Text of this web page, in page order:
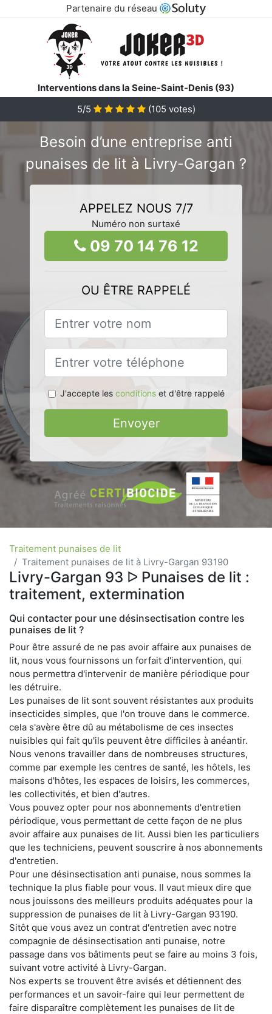
Partenaire du réseau
Interventions dans la Seine-Saint-Denis (93)
5/5
(105 votes)
Besoin d’une entreprise anti
punaises de lit à Livry-Gargan ?
APPELEZ NOUS 7/7
Numéro non surtaxé
09 70 14 76 12
OU ÊTRE RAPPELÉ
J'accepte les conditionset d'être rappelé
Envoyer
Traitement punaises de lit
Traitement punaises de lit à Livry-Gargan 93190
Livry-Gargan 93 ᐅ Punaises de lit :
traitement, extermination
Qui contacter pour une désinsectisation contre les
punaises de lit ?
Pour être assuré de ne pas avoir affaire aux punaises de
lit, nous vous fournissons un forfait d'intervention, qui
nous permettra d'intervenir de manière périodique pour
les détruire.
Les punaises de lit sont souvent résistantes aux produits
insecticides simples, que l'on trouve dans le commerce.
cela s'avère être dû au métabolisme de ces insectes
nuisibles qui fait qu'ils peuvent être difficiles à anéantir.
Nous venons travailler dans de nombreuses structures,
comme par exemple les centres de santé, les hôtels, les
maisons d'hôtes, les espaces de loisirs, les commerces,
les collectivités, et bien d'autres.
Vous pouvez opter pour nos abonnements d'entretien
périodique, vous permettant de cette façon de ne plus
avoir affaire aux punaises de lit. Aussi bien les particuliers
que les techniciens, peuvent souscrire à nos abonnements
d'entretien.
Pour une désinsectisation anti punaise, nous sommes la
technique la plus fiable pour vous. Il vaut mieux dire que
nous jouissons des meilleurs produits adéquates pour la
suppression de punaises de lit à Livry-Gargan 93190.
Sitôt que vous avez un contrat d'entretien avec notre
compagnie de désinsectisation anti punaise, notre
passage dans vos bâtiments peut se faire au moins 3 fois,
suivant votre activité à Livry-Gargan.
Nos experts se trouvent être avisés et détiennent des
performances et un savoir-faire qui leur permettent de
faire disparaître complètement les punaises de lit de